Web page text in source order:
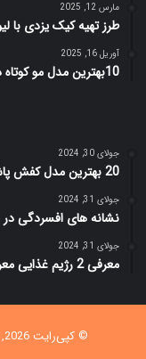
مارس 12, 2025
طرز تهیه کیک یزدی با
آوریل 16, 2025
10بهترین مدل مو کوتاه دخترانه تا گردن کره ای+ عکس
جولای 30, 2024
20 بهترین مدل کفش پاشنه بلند رایج در سال 2013
جولای 31, 2024
نشانه های افسردگی در
جولای 31, 2024
معرفی 2 رژیم غذایی معروف در دنیا (توضیحات کامل)
© کپی‌رایت 2026, تمامی حقوق متعلق است به |